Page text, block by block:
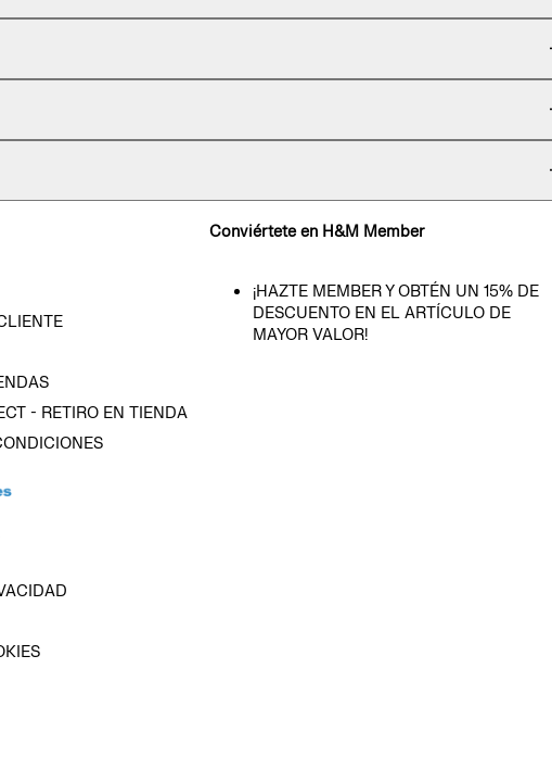
- RETIRO EN TIENDA
Conviértete en H&M Member
¡HAZTE MEMBER Y OBTÉN UN 15% DE
DESCUENTO EN EL ARTÍCULO DE
MAYOR VALOR!